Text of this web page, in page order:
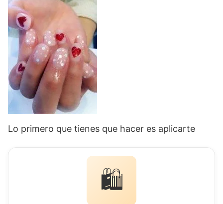
Lo primero que tienes que hacer es aplicarte
🛍️